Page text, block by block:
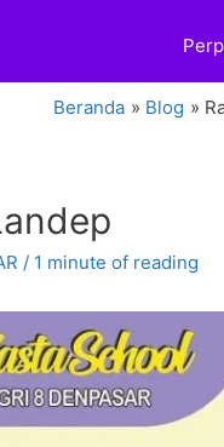
Beranda Blog
/ 1 minute of reading